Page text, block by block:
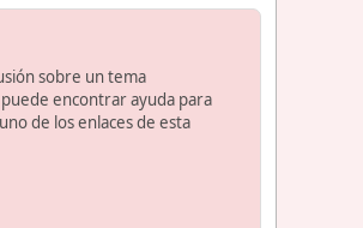
sobre un tema
encontrar ayuda para
de los enlaces de esta